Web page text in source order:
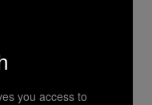
anderen ist
offen
you access to